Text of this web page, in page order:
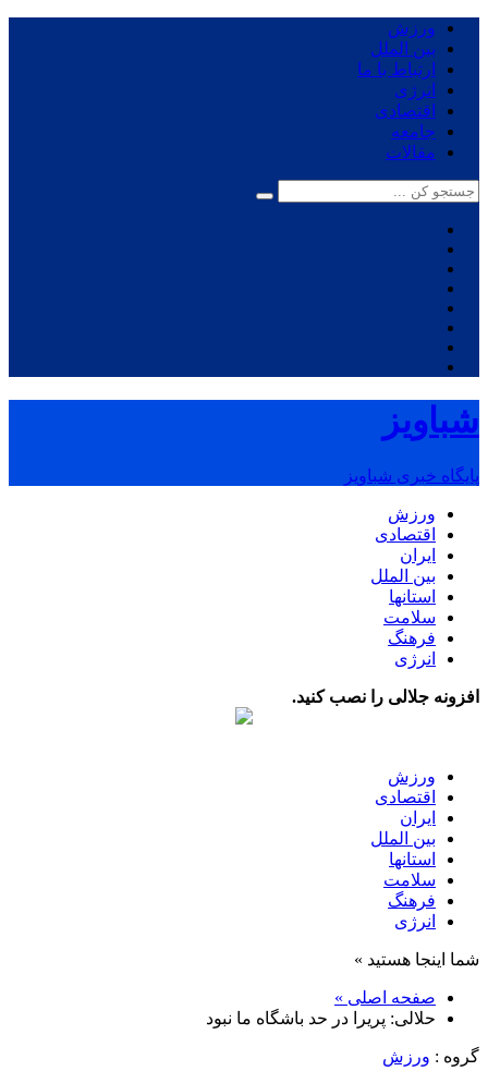
ورزش
بین الملل
ارتباط با ما
انرژی
اقتصادی
جامعه
مقالات
شباویز
پایگاه خبری شباویز
ورزش
اقتصادی
ایران
بین الملل
استانها
سلامت
فرهنگ
انرژی
افزونه جلالی را نصب کنید.
ورزش
اقتصادی
ایران
بین الملل
استانها
سلامت
فرهنگ
انرژی
شما اینجا هستید »
صفحه اصلی »
حلالی: پریرا در حد باشگاه ما نبود
گروه : ورزش